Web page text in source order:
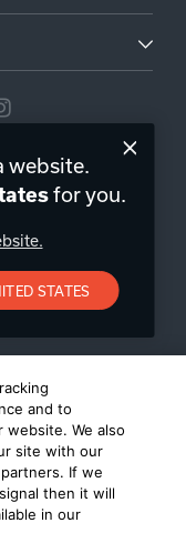
Vente
Conditions
website.
for you.
STATES
and to
website. We also
site with our
If we
then it will
in our